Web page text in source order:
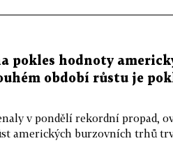
pokles hodnoty
období růstu je
v pondělí rekordní propad,
amerických burzovních trhů